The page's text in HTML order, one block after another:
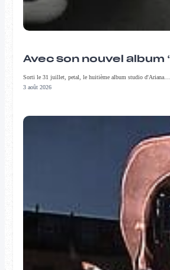
Avec son nouvel
Sorti le 31 juillet, petal, le huitième album studio d'Ariana…
3 août 2026